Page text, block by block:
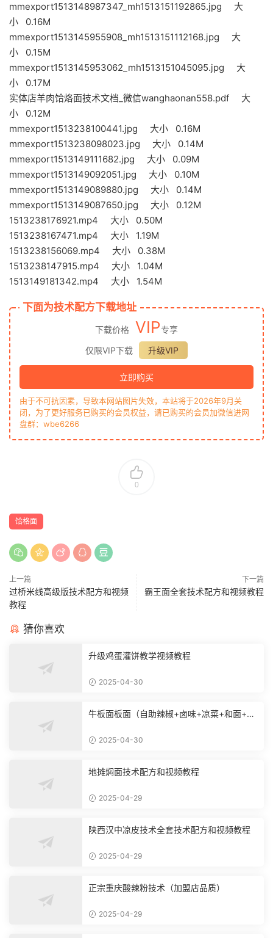
mmexport1513148987347_mh1513151192865.jpg 大
小 0.16M
mmexport1513145955908_mh1513151112168.jpg 大
小 0.15M
mmexport1513145953062_mh1513151045095.jpg 大
小 0.17M
实体店羊肉饸烙面技术文档_微信wanghaonan558.pdf 大
小 0.12M
mmexport1513238100441.jpg 大小 0.16M
mmexport1513238098023.jpg 大小 0.14M
mmexport1513149111682.jpg 大小 0.09M
mmexport1513149092051.jpg 大小 0.10M
mmexport1513149089880.jpg 大小 0.14M
mmexport1513149087650.jpg 大小 0.12M
1513238176921.mp4 大小 0.50M
1513238167471.mp4 大小 1.19M
1513238156069.mp4 大小 0.38M
1513238147915.mp4 大小 1.04M
1513149181342.mp4 大小 1.54M
下面为技术配方下载地址
下载价格 VIP专享
仅限VIP下载
升级VIP
立即购买
由于不可抗因素，导致本网站图片失效，本站将于2026年9月关
闭，为了更好服务已购买的会员权益，请已购买的会员加微信进网
盘群：wbe6266
0
饸格面
上一篇
过桥米线高级版技术配方和视频
教程
下一篇
霸王面全套技术配方和视频教程
猜你喜欢
升级鸡蛋灌饼教学视频教程
2025-04-30
牛板面板面（自助辣椒+卤味+凉菜+和面+烙
2025-04-30
地摊焖面技术配方和视频教程
2025-04-29
陕西汉中凉皮技术全套技术配方和视频教程
2025-04-29
正宗重庆酸辣粉技术（加盟店品质）
2025-04-29